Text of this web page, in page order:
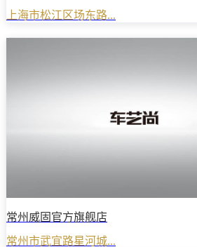
上海市松江区场东路...
常州威固官方旗舰店
常州市武宜路星河城...